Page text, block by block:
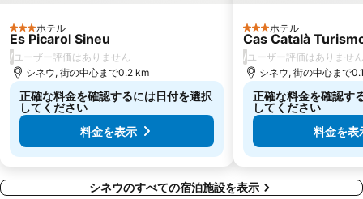
3 ホテルのランク
ホテル
Es Picarol Sineu
/ ユーザー評価はありません
シネウ, 街の中心まで0.2 km
正確な料金を確認するには日付を選択
してください
料金を表示
3 ホテルのランク
ホテル
Cas Català
/ ユーザー評価はありません
シネウ, 街の中心まで
正確な料金を確認す
してください
料金を表
シネウのすべての宿泊施設を表示